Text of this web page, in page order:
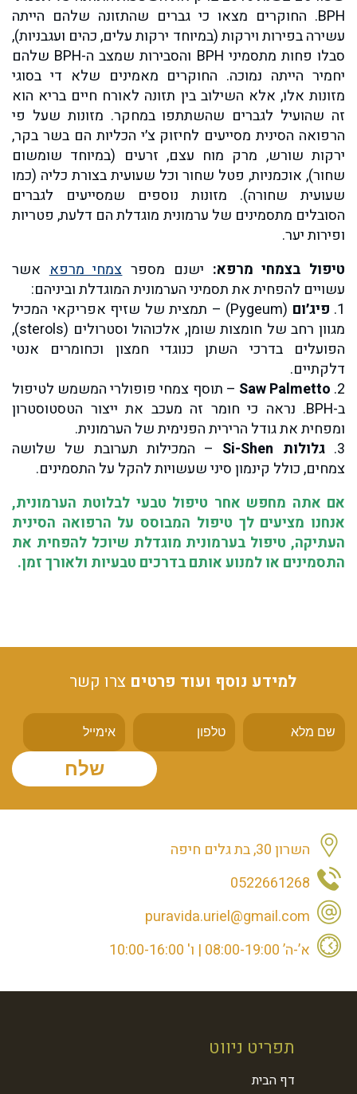
BPH. החוקרים מצאו כי גברים שהתזונה שלהם הייתה
עשירה בפירות וירקות (במיוחד ירקות עלים, כהים ועגבניות),
סבלו פחות מתסמיני BPH והסבירות שמצב ה-BPH שלהם
יחמיר הייתה נמוכה. החוקרים מאמינים שלא די בסוגי
מזונות אלו, אלא השילוב בין תזונה לאורח חיים בריא הוא
זה שהועיל לגברים שהשתתפו במחקר. מזונות שעל פי
הרפואה הסינית מסייעים לחיזוק צ׳י הכליות הם בשר בקר,
ירקות שורש, מרק מוח עצם, זרעים (במיוחד שומשום
שחור), אוכמניות, פטל שחור וכל שעועית בצורת כליה (כמו
שעועית שחורה). מזונות נוספים שמסייעים לגברים
הסובלים מתסמינים של ערמונית מוגדלת הם דלעת, פטריות
ופירות יער.
טיפול בצמחי מרפא: ישנם מספרצמחי מרפאאשר
עשויים להפחית את תסמיני הערמונית המוגדלת וביניהם:
1. פיג׳ום
(Pygeum) – תמצית של שזיף אפריקאי המכיל
מגוון רחב של חומצות שומן, אלכוהול וסטרולים (sterols),
הפועלים בדרכי השתן כנוגדי חמצון וכחומרים אנטי
דלקתיים.
2.
Saw Palmetto – תוסף צמחי פופולרי המשמש לטיפול
ב-BPH. נראה כי חומר זה מעכב את ייצור הטסטוסטרון
ומפחית את גודל הרירית הפנימית של הערמונית.
3.
גלולות Si-Shen
– המכילות תערובת של שלושה
צמחים, כולל קינמון סיני שעשויות להקל על התסמינים.
אם אתה מחפש אחר טיפול טבעי לבלוטת הערמונית,
אנחנו מציעים לך טיפול המבוסס על הרפואה הסינית
העתיקה, טיפול בערמונית מוגדלת שיוכל להפחית את
התסמינים או למנוע אותם בדרכים טבעיות ולאורך זמן.
למידע נוסף ועוד פרטים צרו קשר
השרון 30, בת גלים חיפה
0522661268
puravida.uriel@gmail.com
א’-ה’ 08:00-19:00 | ו' 10:00-16:00
תפריט ניווט
דף הבית